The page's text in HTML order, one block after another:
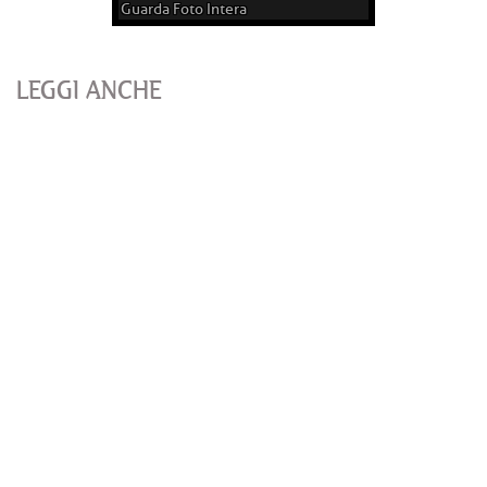
Guarda Foto Intera
LEGGI ANCHE